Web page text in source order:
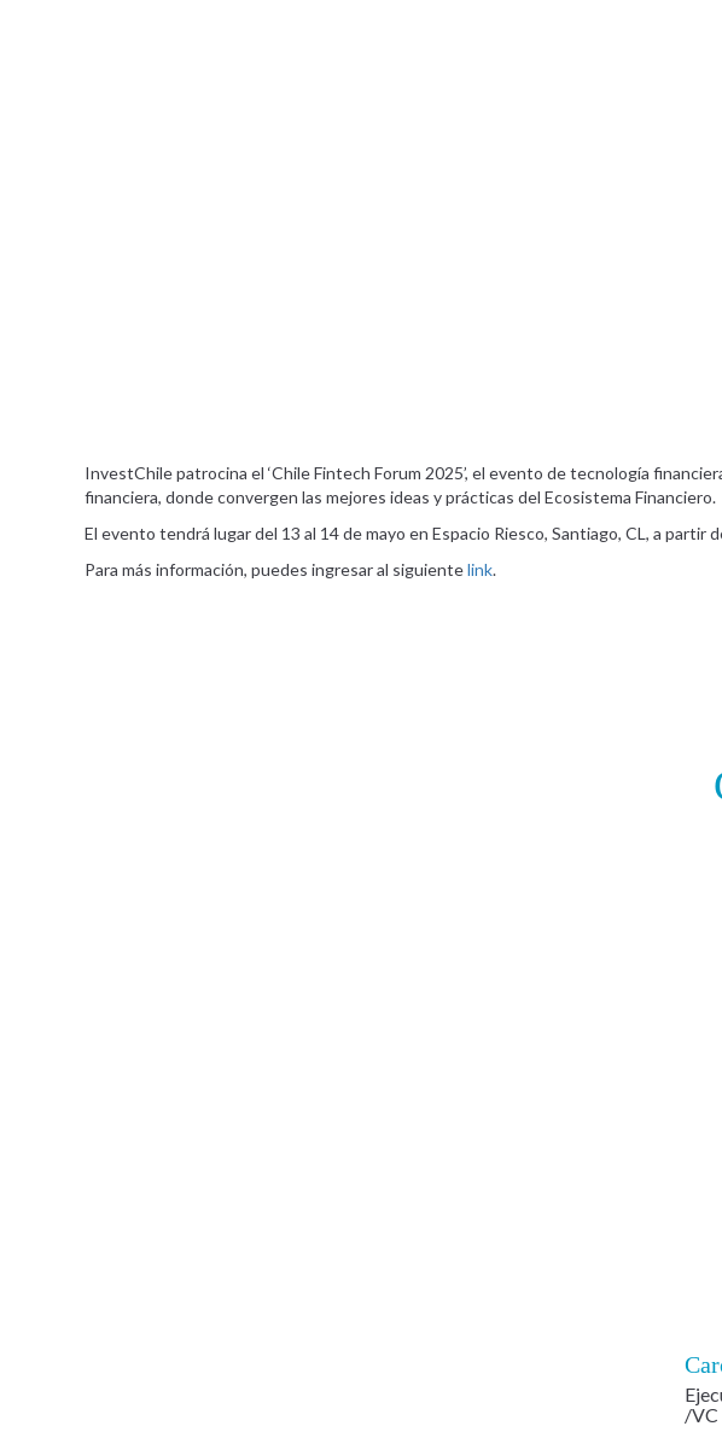
InvestChile patrocina el ‘Chile Fintech Forum 2025’, el evento de tecnología
financiera, donde convergen las mejores ideas y prácticas del Ecosistema Financiero.
El evento tendrá lugar del 13 al 14 de mayo en Espacio Riesco, Santiago, CL, a partir
Para más información, puedes ingresar al siguientelink.
/VC